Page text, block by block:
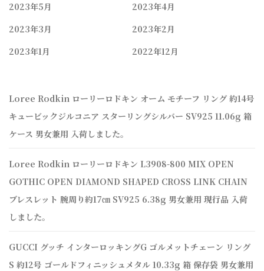
2023年5月
2023年4月
2023年3月
2023年2月
2023年1月
2022年12月
Loree Rodkin ローリーロドキン オーム モチーフ リング 約14号
キュービックジルコニア スターリングシルバー SV925 11.06g 箱
ケース 男女兼用 入荷しました。
Loree Rodkin ローリーロドキン L3908-800 MIX OPEN
GOTHIC OPEN DIAMOND SHAPED CROSS LINK CHAIN
ブレスレット 腕周り約17㎝ SV925 6.38g 男女兼用 現行品 入荷
しました。
GUCCI グッチ インターロッキングG ゴルメットチェーン リング
S 約12号 ゴールドフィニッシュメタル 10.33g 箱 保存袋 男女兼用